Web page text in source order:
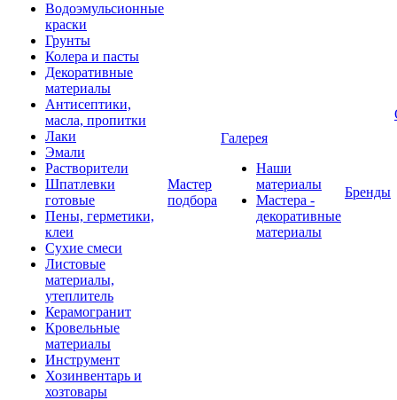
Водоэмульсионные
краски
Грунты
Колера и пасты
Декоративные
материалы
Антисептики,
масла, пропитки
Лаки
Эмали
Растворители
Шпатлевки
готовые
Пены, герметики,
клеи
Сухие смеси
Листовые
материалы,
утеплитель
Керамогранит
Кровельные
материалы
Инструмент
Хозинвентарь и
хозтовары
Мастер
подбора
Галерея
Наши
материалы
Мастера -
декоративные
материалы
Бренды